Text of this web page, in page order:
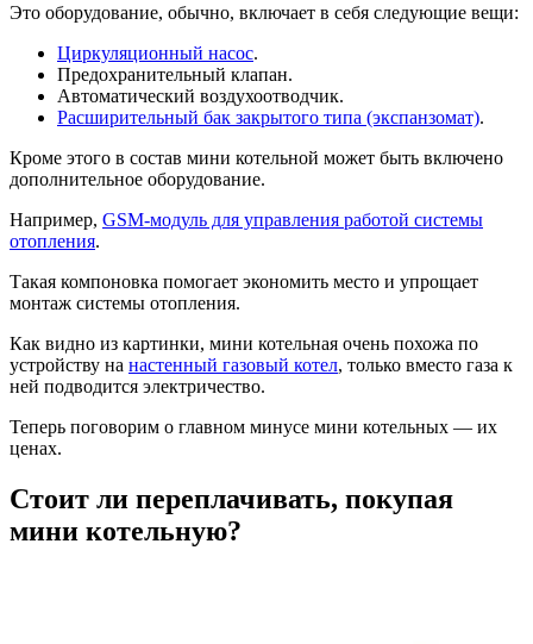
Это оборудование, обычно, включает в себя следующие вещи:
Циркуляционный насос.
Предохранительный клапан.
Автоматический воздухоотводчик.
Расширительный бак закрытого типа (экспанзомат).
Кроме этого в состав мини котельной может быть включено
дополнительное оборудование.
Например, GSM-модуль для управления работой системы
отопления.
Такая компоновка помогает экономить место и упрощает
монтаж системы отопления.
Как видно из картинки, мини котельная очень похожа по
устройству на настенный газовый котел, только вместо газа к
ней подводится электричество.
Теперь поговорим о главном минусе мини котельных — их
ценах.
Стоит ли переплачивать, покупая
мини котельную?